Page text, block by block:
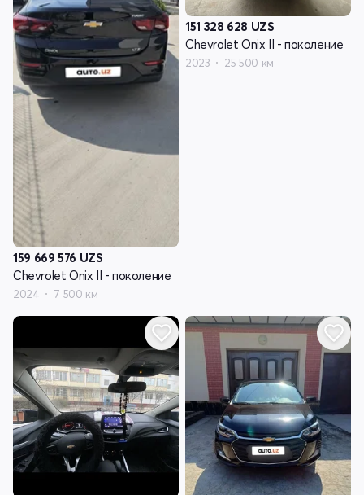
159 669 576 UZS
Chevrolet Onix II - поколение
2024 7 500 км
151 328 628 UZS
Chevrolet Onix II - поколение
2023 25 500 км